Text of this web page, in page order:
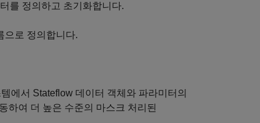
를 정의하고 초기화합니다.
으로 정의합니다.
에서 Stateflow 데이터 객체와 파라미터의
하여 더 높은 수준의 마스크 처리된